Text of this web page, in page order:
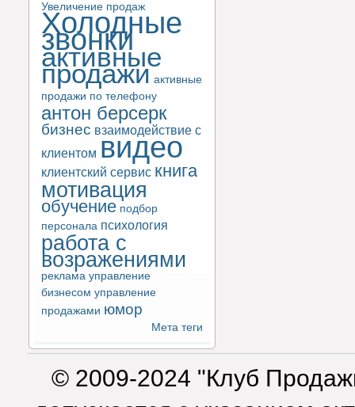
Увеличение продаж
Холодные
звонки
активные
продажи активные
продажи по телефону
антон берсерк
бизнес взаимодействие с
клиентом видео
клиентский сервис книга
мотивация
обучение подбор
персонала психология
работа с
возражениями
реклама управление
бизнесом управление
продажами юмор
Мета теги
© 2009-2024 "Клуб